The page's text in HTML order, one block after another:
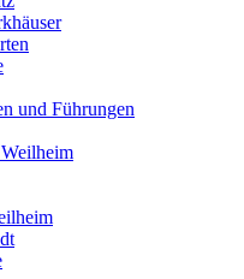
und Führungen